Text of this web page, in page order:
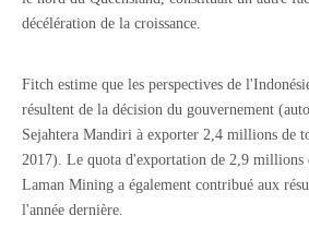
décélération de la croissance.
Fitch estime que les perspectives de
résultent de la décision du gouvernement
Sejahtera Mandiri à exporter 2,4 millions de
2017). Le quota d'exportation de 2,9 millions
Laman Mining a également contribué aux
l'année dernière.